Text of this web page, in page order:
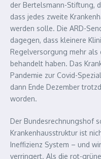
der Bertelsmann-Stiftung,
dass jedes zweite
werden solle. Die ARD-
dagegen, dass kleinere
Regelversorgung mehr als
behandelt haben. Das
Pandemie zur Covid-
dann Ende Dezember
worden.
Der Bundesrechnungshof
Krankenhausstruktur ist
Ineffizienz System – und
verringert. Als die rot-